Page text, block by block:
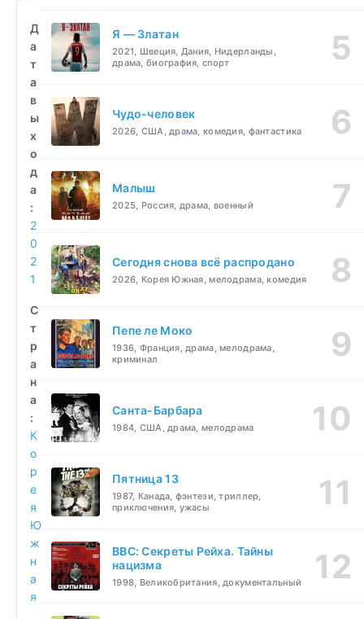
узнает
(2021)
смотреть
бесплатно
Д
а
т
а
в
ы
х
о
д
а
:
2
0
2
1
С
т
р
а
н
а
:
К
о
р
е
я
Ю
ж
н
а
я
Я — Златан
2021, Швеция, Дания, Нидерланды,
драма, биография, спорт
Чудо-человек
2026, США, драма, комедия, фантастика
Малыш
2025, Россия, драма, военный
Сегодня снова всё распродано
2026, Корея Южная, мелодрама, комедия
Пепе ле Моко
1936, Франция, драма, мелодрама,
криминал
Санта-Барбара
1984, США, драма, мелодрама
Пятница 13
1987, Канада, фэнтези, триллер,
приключения, ужасы
BBC: Секреты Рейха. Тайны
нацизма
1998, Великобритания, документальный